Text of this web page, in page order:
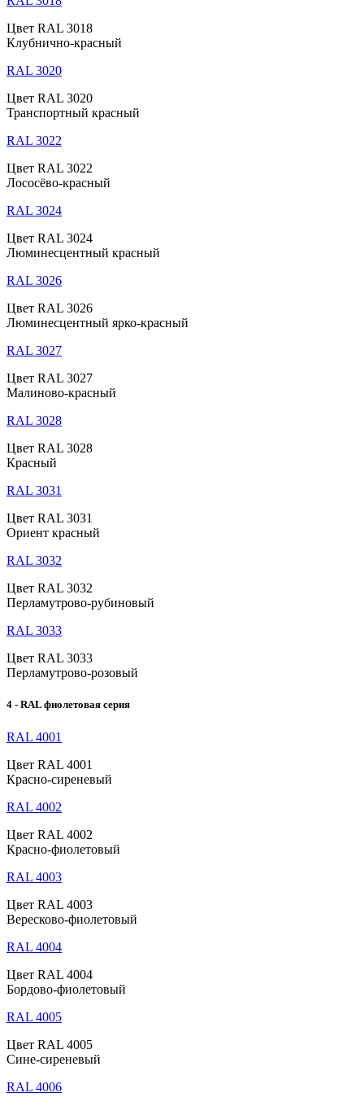
Цвет RAL 3018
Клубнично-красный
RAL 3020
Цвет RAL 3020
Транспортный красный
RAL 3022
Цвет RAL 3022
Лососёво-красный
RAL 3024
Цвет RAL 3024
Люминесцентный красный
RAL 3026
Цвет RAL 3026
Люминесцентный ярко-красный
RAL 3027
Цвет RAL 3027
Малиново-красный
RAL 3028
Цвет RAL 3028
Красный
RAL 3031
Цвет RAL 3031
Ориент красный
RAL 3032
Цвет RAL 3032
Перламутрово-рубиновый
RAL 3033
Цвет RAL 3033
Перламутрово-розовый
4 - RAL фиолетовая серия
RAL 4001
Цвет RAL 4001
Красно-сиреневый
RAL 4002
Цвет RAL 4002
Красно-фиолетовый
RAL 4003
Цвет RAL 4003
Вересково-фиолетовый
RAL 4004
Цвет RAL 4004
Бордово-фиолетовый
RAL 4005
Цвет RAL 4005
Сине-сиреневый
RAL 4006